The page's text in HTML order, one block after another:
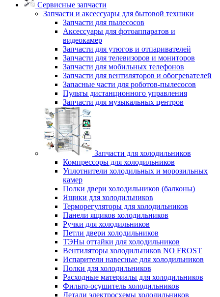
Сервисные запчасти
Запчасти и аксессуары для бытовой техники
Запчасти для пылесосов
Аксессуары для фотоаппаратов и
видеокамер
Запчасти для утюгов и отпаривателей
Запчасти для телевизоров и мониторов
Запчасти для мобильных телефонов
Запчасти для вентиляторов и обогревателей
Запасные части для роботов-пылесосов
Пульты дистанционного управления
Запчасти для музыкальных центров
Запчасти для холодильников
Компрессоры для холодильников
Уплотнители холодильных и морозильных
камер
Полки двери холодильников (балконы)
Ящики для холодильников
Терморегуляторы для холодильников
Панели ящиков холодильников
Ручки для холодильников
Петли двери холодильников
ТЭНы оттайки для холодильников
Вентиляторы холодильников NO FROST
Испарители навесные для холодильников
Полки для холодильников
Расходные материалы для холодильников
Фильтр-осушитель холодильников
Детали электросхемы холодильников